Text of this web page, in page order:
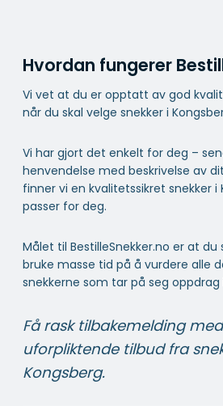
Hvordan fungerer
Vi vet at du er opptatt av god
når du skal velge snekker i
Vi har gjort det enkelt for deg –
henvendelse med beskrivelse av
finner vi en kvalitetssikret snekker i
passer for deg.
Målet til BestilleSnekker.no er at
bruke masse tid på å vurdere alle
snekkerne som tar på seg oppdrag
Få rask tilbakemelding
uforpliktende tilbud fra
Kongsberg.